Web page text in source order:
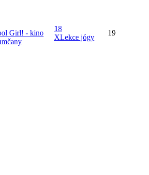
Girl! - kino
18
XLekce jógy
19